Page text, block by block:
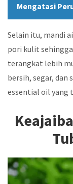
Mengatasi
Selain itu, mandi
pori kulit
terangkat lebih
bersih, segar, dan
essential oil yang